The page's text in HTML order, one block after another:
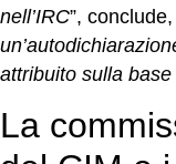
nell’IRC”, conclude,
attribuito sulla
La